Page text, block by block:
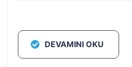
DEVAMINI OKU